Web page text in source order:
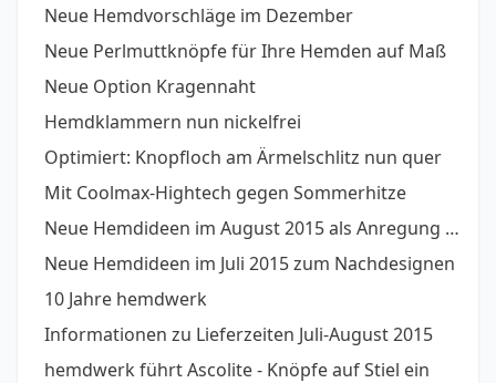
Neue Hemdvorschläge im Dezember
Neue Perlmuttknöpfe für Ihre Hemden auf Maß
Neue Option Kragennaht
Hemdklammern nun nickelfrei
Optimiert: Knopfloch am Ärmelschlitz nun quer
Mit Coolmax-Hightech gegen Sommerhitze
Neue Hemdideen im August 2015 als Anregung oder zum direkt Übernehmen
Neue Hemdideen im Juli 2015 zum Nachdesignen
10 Jahre hemdwerk
Informationen zu Lieferzeiten Juli-August 2015
hemdwerk führt Ascolite - Knöpfe auf Stiel ein